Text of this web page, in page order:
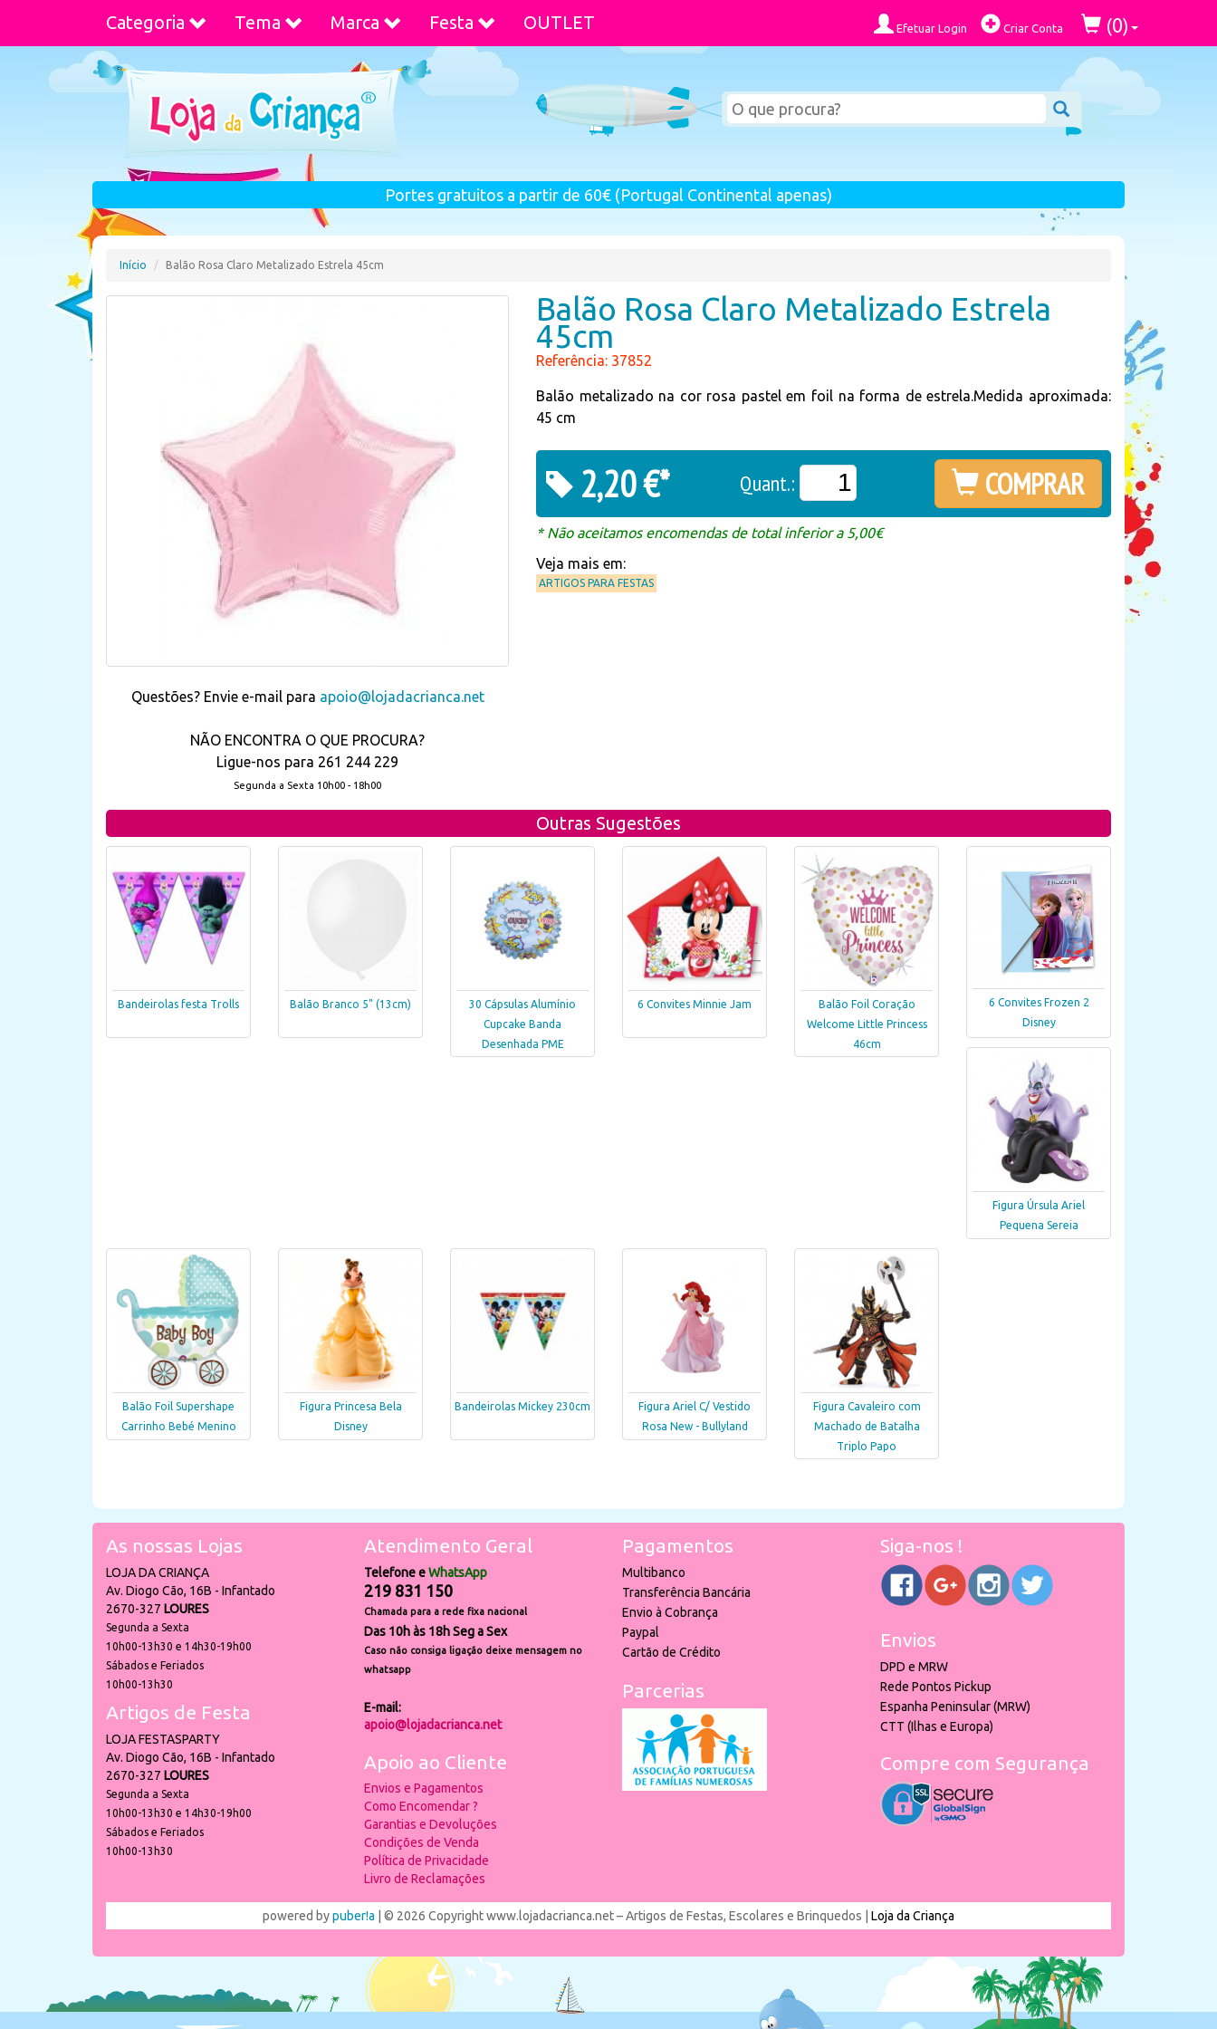
Categoria Tema Marca Festa OUTLET Efetuar Login Criar Conta (0)
Portes gratuitos a partir de 60€ (Portugal Continental apenas)
Início Balão Rosa Claro Metalizado Estrela 45cm
Questões? Envie e-mail para apoio@lojadacrianca.net
NÃO ENCONTRA O QUE PROCURA?
Ligue-nos para 261 244 229
Segunda a Sexta 10h00 - 18h00
Balão Rosa Claro Metalizado Estrela
45cm
Referência: 37852
Balão metalizado na cor rosa pastel em foil na forma de estrela.Medida aproximada:
45 cm
2,20 €* Quant.: COMPRAR
* Não aceitamos encomendas de total inferior a 5,00€
Veja mais em:
ARTIGOS PARA FESTAS
Outras Sugestões
Bandeirolas festa Trolls Balão Branco 5" (13cm)
30 Cápsulas Alumínio
Cupcake Banda
Desenhada PME
6 Convites Minnie Jam
Balão Foil Coração
Welcome Little Princess
46cm
6 Convites Frozen 2
Disney
Figura Úrsula Ariel
Pequena Sereia
Balão Foil Supershape
Carrinho Bebé Menino
Figura Princesa Bela
Disney
Bandeirolas Mickey 230cm
Figura Ariel C/ Vestido
Rosa New - Bullyland
Figura Cavaleiro com
Machado de Batalha
Triplo Papo
As nossas Lojas
LOJA DA CRIANÇA
Av. Diogo Cão, 16B - Infantado
2670-327 LOURES
Segunda a Sexta
10h00-13h30 e 14h30-19h00
Sábados e Feriados
10h00-13h30
Artigos de Festa
LOJA FESTASPARTY
Av. Diogo Cão, 16B - Infantado
2670-327 LOURES
Segunda a Sexta
10h00-13h30 e 14h30-19h00
Sábados e Feriados
10h00-13h30
Atendimento Geral
Telefone eWhatsApp
219 831 150
Chamada para a rede fixa nacional
Das 10h às 18h Seg a Sex
Caso não consiga ligação deixe mensagem no
whatsapp
E-mail:
apoio@lojadacrianca.net
Apoio ao Cliente
Envios e Pagamentos
Como Encomendar ?
Garantias e Devoluções
Condições de Venda
Política de Privacidade
Livro de Reclamações
Pagamentos
Multibanco
Transferência Bancária
Envio à Cobrança
Paypal
Cartão de Crédito
Parcerias
Siga-nos !
Envios
DPD e MRW
Rede Pontos Pickup
Espanha Peninsular (MRW)
CTT (Ilhas e Europa)
Compre com Segurança
powered bypuber!a | © 2026 Copyright www.lojadacrianca.net – Artigos de Festas, Escolares e Brinquedos | Loja da Criança